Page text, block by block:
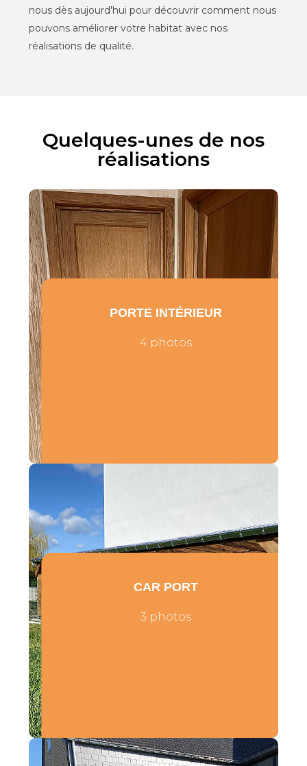
nous dès aujourd'hui pour découvrir comment nous
pouvons améliorer votre habitat avec nos
réalisations de qualité.
Quelques-unes de nos
réalisations
PORTE INTÉRIEUR
4 photos
CAR PORT
3 photos